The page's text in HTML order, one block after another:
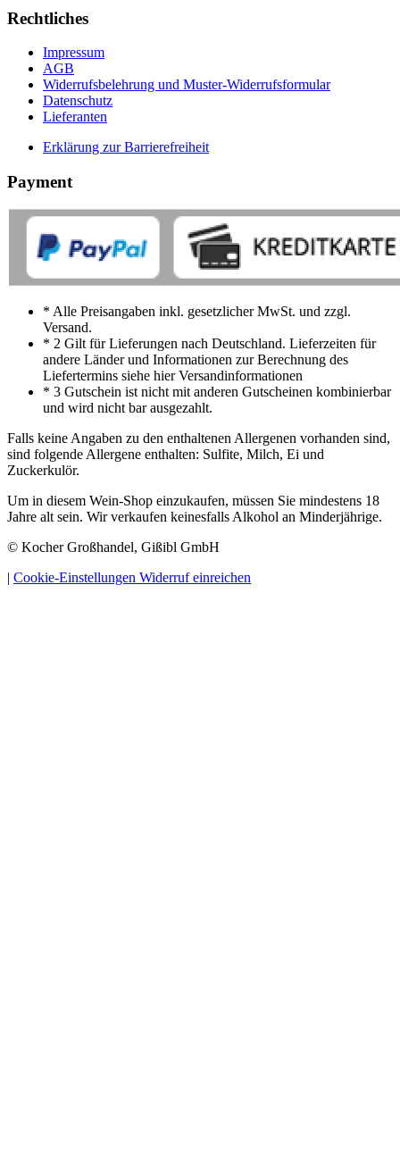
Rechtliches
Impressum
AGB
Widerrufsbelehrung und Muster-Widerrufsformular
Datenschutz
Lieferanten
Erklärung zur Barrierefreiheit
Payment
* Alle Preisangaben inkl. gesetzlicher MwSt. und zzgl.
Versand.
* 2 Gilt für Lieferungen nach Deutschland. Lieferzeiten für
andere Länder und Informationen zur Berechnung des
Liefertermins siehe hier Versandinformationen
* 3 Gutschein ist nicht mit anderen Gutscheinen kombinierbar
und wird nicht bar ausgezahlt.
Falls keine Angaben zu den enthaltenen Allergenen vorhanden sind,
sind folgende Allergene enthalten: Sulfite, Milch, Ei und
Zuckerkulör.
Um in diesem Wein-Shop einzukaufen, müssen Sie mindestens 18
Jahre alt sein. Wir verkaufen keinesfalls Alkohol an Minderjährige.
© Kocher Großhandel, Gißibl GmbH
| Cookie-Einstellungen Widerruf einreichen